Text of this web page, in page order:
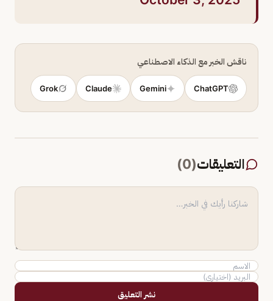
ناقش الخبر مع الذكاء الاصطناعي
ChatGPT
Gemini
Claude
Grok
التعليقات(
0
)
نشر التعليق